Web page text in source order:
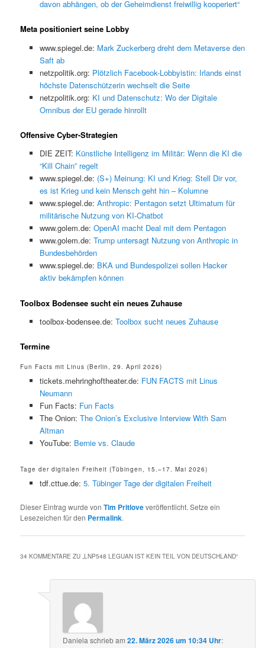
davon abhängen, ob der Geheimdienst freiwillig kooperiert“
Meta positioniert seine Lobby
www.spiegel.de: Mark Zuckerberg dreht dem Metaverse den
Saft ab
netzpolitik.org: Plötzlich Facebook-Lobbyistin: Irlands einst
höchste Datenschützerin wechselt die Seite
netzpolitik.org: KI und Datenschutz: Wo der Digitale
Omnibus der EU gerade hinrollt
Offensive Cyber-Strategien
DIE ZEIT: Künstliche Intelligenz im Militär: Wenn die KI die
“Kill Chain” regelt
www.spiegel.de: (S+) Meinung: KI und Krieg: Stell Dir vor,
es ist Krieg und kein Mensch geht hin – Kolumne
www.spiegel.de: Anthropic: Pentagon setzt Ultimatum für
militärische Nutzung von KI-Chatbot
www.golem.de: OpenAI macht Deal mit dem Pentagon
www.golem.de: Trump untersagt Nutzung von Anthropic in
Bundesbehörden
www.spiegel.de: BKA und Bundespolizei sollen Hacker
aktiv bekämpfen können
Toolbox Bodensee sucht ein neues Zuhause
toolbox-bodensee.de: Toolbox sucht neues Zuhause
Termine
Fun Facts mit Linus (Berlin, 29. April 2026)
tickets.mehringhoftheater.de: FUN FACTS mit Linus
Neumann
Fun Facts: Fun Facts
The Onion: The Onion’s Exclusive Interview With Sam
Altman
YouTube: Bernie vs. Claude
Tage der digitalen Freiheit (Tübingen, 15.–17. Mai 2026)
tdf.cttue.de: 5. Tübinger Tage der digitalen Freiheit
Dieser Eintrag wurde vonTim Pritloveveröffentlicht. Setze ein
Lesezeichen für den Permalink.
34 KOMMENTARE ZU „LNP548 LEGUAN IST KEIN TEIL VON DEUTSCHLAND“
Daniela schriebam22. März 2026 um 10:34 Uhr: